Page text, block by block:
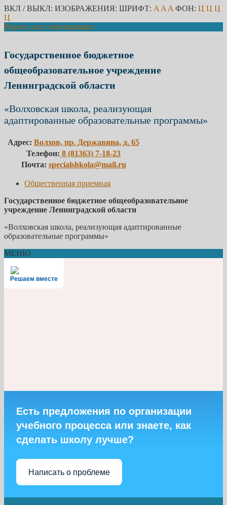
ВКЛ / ВЫКЛ: ИЗОБРАЖЕНИЯ: ШРИФТ: A A A ФОН: Ц Ц Ц
Ц
Версия для слабовидящих
Государственное бюджетное
общеобразовательное учреждение
Ленинградской области
«Волховская школа, реализующая
адаптированные образовательные программы»
Адрес: Волхов, пр. Державина, д. 65
Телефон: 8 (81363) 7-18-23
Почта: specialshkola@mail.ru
Общественная приемная
Государственное бюджетное общеобразовательное
учреждение Ленинградской области
«Волховская школа, реализующая адаптированные
образовательные программы»
МЕНЮ
Решаем вместе
Есть предложения по организации
учебного процесса или знаете, как
сделать школу лучше?
Написать о проблеме